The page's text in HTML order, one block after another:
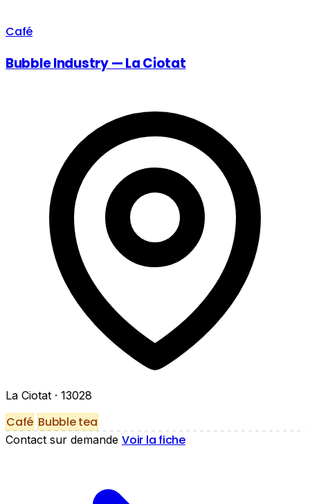
Café
Bubble Industry — La Ciotat
La Ciotat · 13028
Café Bubble tea
Contact sur demande Voir la fiche